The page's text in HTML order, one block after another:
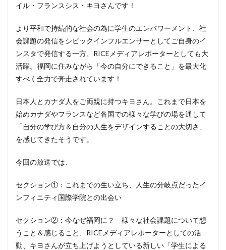
イル・フランスシス・キヨさんです！
より平和で持続的な社会の為に学生のエンパワーメント、社
会課題の発信をシビックインフルエンサーとしてご自身のイ
ンスタで発信する一方、RICEメディアレポーターとしても大
活躍。福岡に住みながら「今の自分にできること」を最大化
すべく全力で奔走されています！
日本人とカナダ人をご両親に持つキヨさん。これまで日本を
始めカナダやフランスなど各国での様々な学びの場を通して
「自分の学び方＆自分の人生をデザインすることの大切さ」
を感じてきたそうです。
今回の放送では、
セクション①：これまでの生い立ち、人生の分岐点だったイ
ンフィニティ国際学院との出会い
セクション②：今なぜ福岡に？ 様々な社会課題について想
うこと＆感じること、RICEメディアレポーターとしての活
動、キヨさんが立ち上げようとしている新しい「学生による